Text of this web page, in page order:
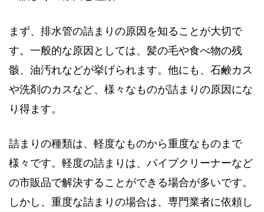
まず、排水管の詰まりの原因を知ることが大切で
す。一般的な原因としては、髪の毛や食べ物の残
骸、油汚れなどが挙げられます。他にも、石鹸カス
や洗剤のカスなど、様々なものが詰まりの原因にな
り得ます。
詰まりの種類は、軽度なものから重度なものまで
様々です。軽度の詰まりは、パイプクリーナーなど
の市販品で解決することができる場合が多いです。
しかし、重度な詰まりの場合は、専門業者に依頼し